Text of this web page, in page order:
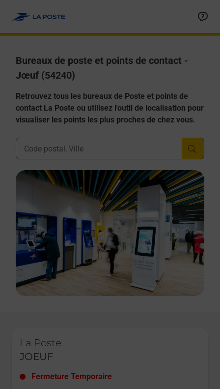
Bureaux de poste et points de contact -
Jœuf (54240)
Retrouvez tous les bureaux de Poste et points de
contact La Poste ou utilisez l'outil de localisation pour
visualiser les points les plus proches de chez vous.
Ville, Département, Code Postal
La Poste
JOEUF
Fermeture Temporaire